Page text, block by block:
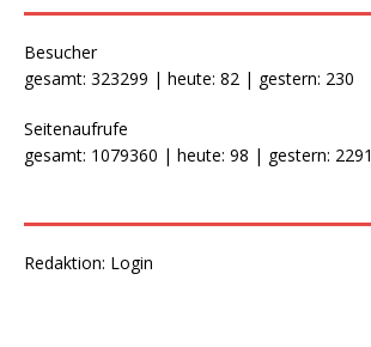
Besucher
gesamt: 323299 | heute: 82 | gestern: 230
Seitenaufrufe
gesamt: 1079360 | heute: 98 | gestern: 2291
Redaktion: Login